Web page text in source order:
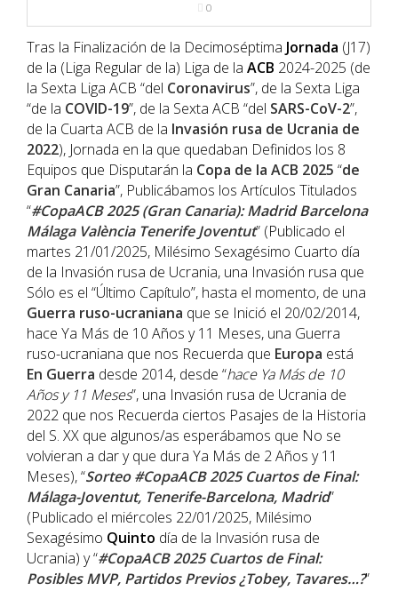
0
Tras la Finalización de la Decimoséptima Jornada (J17)
de la (Liga Regular de la) Liga de la ACB 2024-2025 (de
la Sexta Liga ACB “del Coronavirus”, de la Sexta Liga
“de la COVID-19”, de la Sexta ACB “del SARS-CoV-2”,
de la Cuarta ACB de la Invasión rusa de Ucrania de
2022), Jornada en la que quedaban Definidos los 8
Equipos que Disputarán la Copa de la ACB 2025 “de
Gran Canaria”, Publicábamos los Artículos Titulados
“#CopaACB 2025 (Gran Canaria): Madrid Barcelona
Málaga València Tenerife Joventut” (Publicado el
martes 21/01/2025, Milésimo Sexagésimo Cuarto día
de la Invasión rusa de Ucrania, una Invasión rusa que
Sólo es el “Último Capítulo”, hasta el momento, de una
Guerra ruso-ucraniana que se Inició el 20/02/2014,
hace Ya Más de 10 Años y 11 Meses, una Guerra
ruso-ucraniana que nos Recuerda que Europa está
En Guerra desde 2014, desde “hace Ya Más de 10
Años y 11 Meses”, una Invasión rusa de Ucrania de
2022 que nos Recuerda ciertos Pasajes de la Historia
del S. XX que algunos/as esperábamos que No se
volvieran a dar y que dura Ya Más de 2 Años y 11
Meses), “Sorteo #CopaACB 2025 Cuartos de Final:
Málaga-Joventut, Tenerife-Barcelona, Madrid”
(Publicado el miércoles 22/01/2025, Milésimo
Sexagésimo Quinto día de la Invasión rusa de
Ucrania) y “#CopaACB 2025 Cuartos de Final:
Posibles MVP, Partidos Previos ¿Tobey, Tavares…?”